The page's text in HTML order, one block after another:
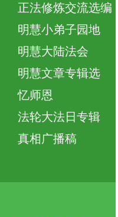
正法修炼交流选编
明慧小弟子园地
明慧大陆法会
明慧文章专辑选
忆师恩
法轮大法日专辑
真相广播稿